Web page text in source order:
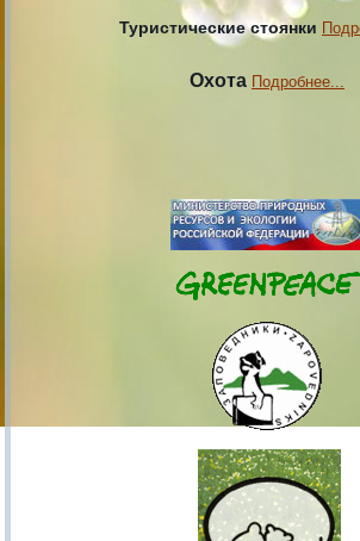
Туристические стоянки
Охота Подробнее...